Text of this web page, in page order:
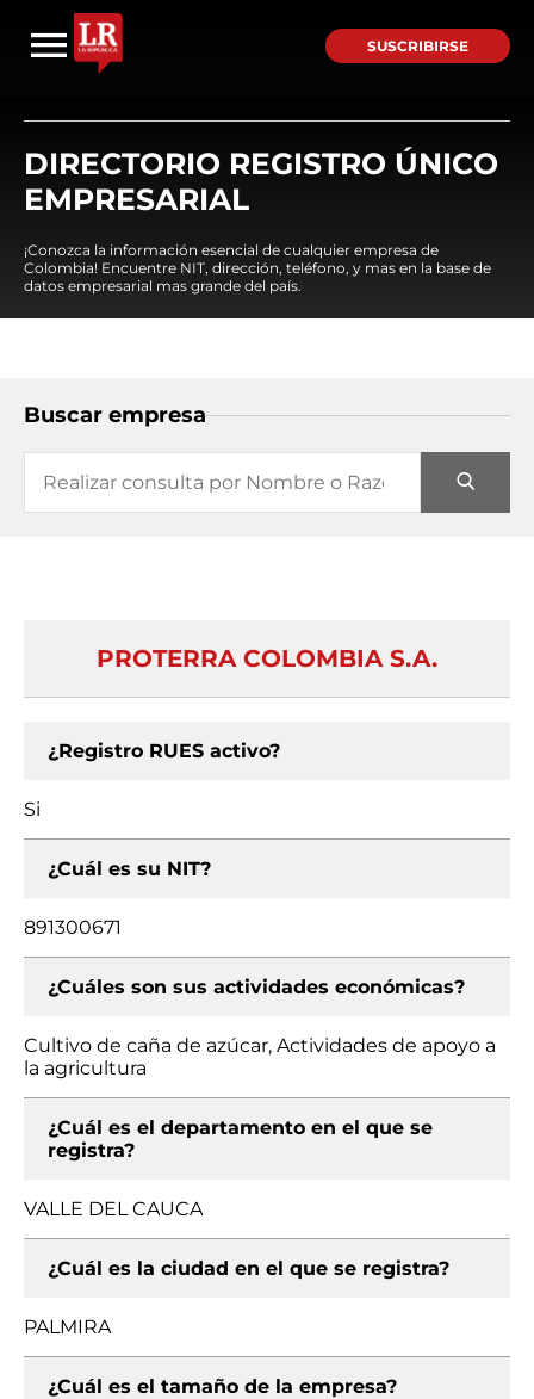
SUSCRIBIRSE
DIRECTORIO REGISTRO ÚNICO
EMPRESARIAL
¡Conozca la información esencial de cualquier empresa de
Colombia! Encuentre NIT, dirección, teléfono, y mas en la base de
datos empresarial mas grande del país.
Buscar empresa
PROTERRA COLOMBIA S.A.
¿Registro RUES activo?
Si
¿Cuál es su NIT?
891300671
¿Cuáles son sus actividades económicas?
Cultivo de caña de azúcar, Actividades de apoyo a
la agricultura
¿Cuál es el departamento en el que se
registra?
VALLE DEL CAUCA
¿Cuál es la ciudad en el que se registra?
PALMIRA
¿Cuál es el tamaño de la empresa?